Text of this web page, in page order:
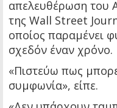
απελευθέρωση του
της Wall Street
οποίος παραμένει
σχεδόν έναν χρόνο.
«Πιστεύω πως
συμφωνία», είπε.